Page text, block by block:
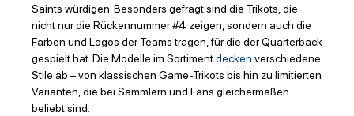
Saints würdigen. Besonders gefragt sind die Trikots, die
nicht nur die Rückennummer #4 zeigen, sondern auch die
Farben und Logos der Teams tragen, für die der Quarterback
gespielt hat. Die Modelle im Sortimentdecken verschiedene
Stile ab – von klassischen Game-Trikots bis hin zu limitierten
Varianten, die bei Sammlern und Fans gleichermaßen
beliebt sind.